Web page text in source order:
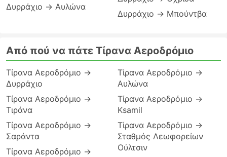
Δυρράχιο → Αυλώνα
Δυρράχιο → Μπούντβα
Από πού να πάτε Τίρανα Αεροδρόμιο
Τίρανα Αεροδρόμιο →
Δυρράχιο
Τίρανα Αεροδρόμιο →
Τιράνα
Τίρανα Αεροδρόμιο →
Σαράντα
Τίρανα Αεροδρόμιο →
Τίρανα Αεροδρόμιο →
Αυλώνα
Τίρανα Αεροδρόμιο →
Ksamil
Τίρανα Αεροδρόμιο →
Σταθμός Λεωφορείων
Ούλτσιν